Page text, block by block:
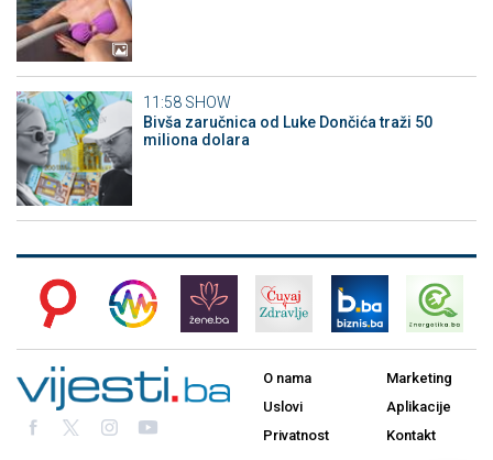
11:58 SHOW
Bivša zaručnica od Luke Dončića traži 50
miliona dolara
O nama
Uslovi
Privatnost
Marketing
Aplikacije
Kontakt